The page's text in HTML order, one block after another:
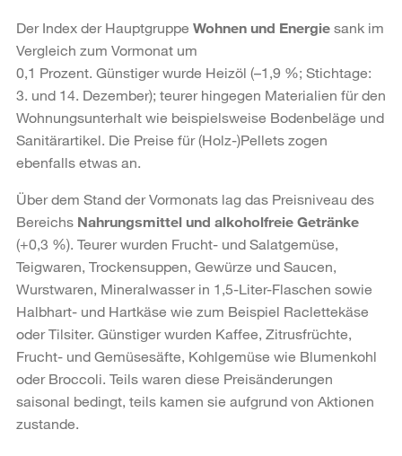
Der Index der Hauptgruppe Wohnen und Energie sank im
Vergleich zum Vormonat um
0,1 Prozent. Günstiger wurde Heizöl (–1,9 %; Stichtage:
3. und 14. Dezember); teurer hingegen Materialien für den
Wohnungsunterhalt wie beispielsweise Bodenbeläge und
Sanitärartikel. Die Preise für (Holz-)Pellets zogen
ebenfalls etwas an.
Über dem Stand der Vormonats lag das Preisniveau des
Bereichs Nahrungsmittel und alkoholfreie Getränke
(+0,3 %). Teurer wurden Frucht- und Salatgemüse,
Teigwaren, Trockensuppen, Gewürze und Saucen,
Wurstwaren, Mineralwasser in 1,5-Liter-Flaschen sowie
Halbhart- und Hartkäse wie zum Beispiel Raclettekäse
oder Tilsiter. Günstiger wurden Kaffee, Zitrusfrüchte,
Frucht- und Gemüsesäfte, Kohlgemüse wie Blumenkohl
oder Broccoli. Teils waren diese Preisänderungen
saisonal bedingt, teils kamen sie aufgrund von Aktionen
zustande.